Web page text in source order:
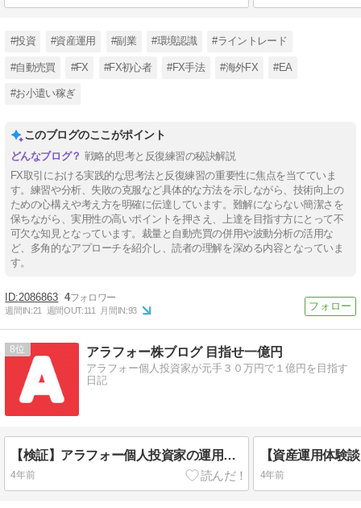
#投資 #資産運用 #副業 #環境認識 #ライントレード
#自動売買 #FX #FX初心者 #FX手法 #海外FX #EA
#お小遣い稼ぎ
このブログのここがポイント
戦略的思考と反復練習の秘訣解説
FX取引における実践的な思考法と反復練習の重要性に焦点を当てていま
す。練習や分析、失敗の克服など具体的な方法を示しながら、技術向上の
ための心構えや考え方を明確に伝達しています。難解にならない簡潔さを
保ちながら、実用性の高いポイントを押さえ、上達を目指す方にとって不
可欠な知見となっています。裁量と自動売買の併用や波動分析の活用な
ど、多角的なアプローチを紹介し、読者の理解を深める内容となっていま
す。
2086863 4
週間IN:21 週間OUT:111 月間IN:93
8 アラフォー株ブログ 目指せ一億円
アラフォー個人投資家が元手３０万円で１億円を目指す
日記
【検証】アラフォー個人投資家の運用成績について|アラフォー投 資日記|20220221
4年前 4年前